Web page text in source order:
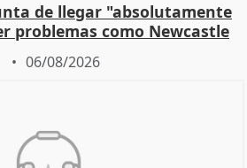
de llegar "absolutamente
problemas como Newcastle
06/08/2026